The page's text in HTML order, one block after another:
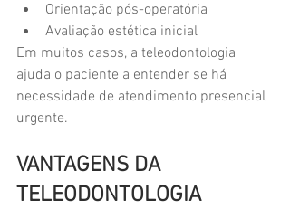
Orientação pós-operatória
Avaliação estética inicial
Em muitos casos, a teleodontologia
ajuda o paciente a entender se há
necessidade de atendimento presencial
urgente.
VANTAGENS DA
TELEODONTOLOGIA